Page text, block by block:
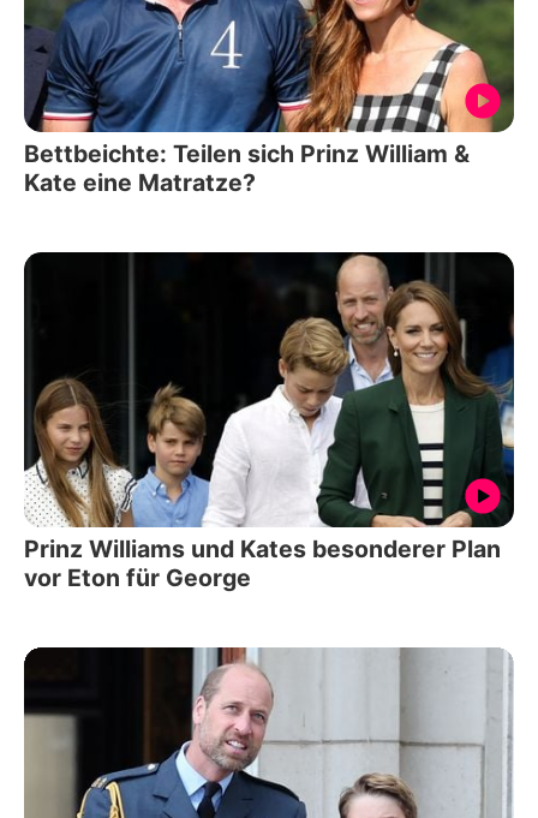
Bettbeichte: Teilen sich Prinz William &
Kate eine Matratze?
Prinz Williams und Kates besonderer Plan
vor Eton für George